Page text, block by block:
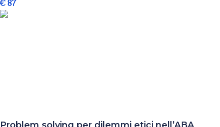
€ 87